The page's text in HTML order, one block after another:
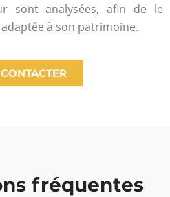
sont analysées, afin de le
à son patrimoine.
fréquentes